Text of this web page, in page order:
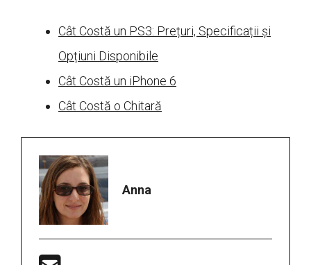
Cât Costă un PS3: Prețuri, Specificații și
Opțiuni Disponibile
Cât Costă un iPhone 6
Cât Costă o Chitară
Anna